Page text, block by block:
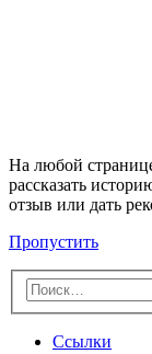
На любой
рассказать
отзыв или дать
Пропустить
Ссылки